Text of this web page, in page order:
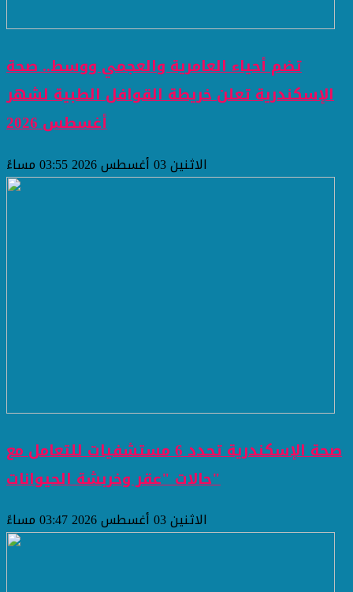
تضم أحياء العامرية والعجمي ووسط.. صحة
الإسكندرية تعلن خريطة القوافل الطبية لشهر
أغسطس 2026
الاثنين 03 أغسطس 2026 03:55 مساءً
صحة الإسكندرية تحدد 6 مستشفيات للتعامل مع
حالات "عقر وخربشة الحيوانات"
الاثنين 03 أغسطس 2026 03:47 مساءً